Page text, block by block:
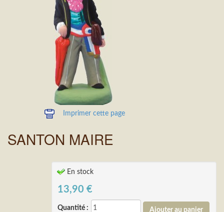
Imprimer cette page
SANTON MAIRE
En stock
13,90 €
Quantité :